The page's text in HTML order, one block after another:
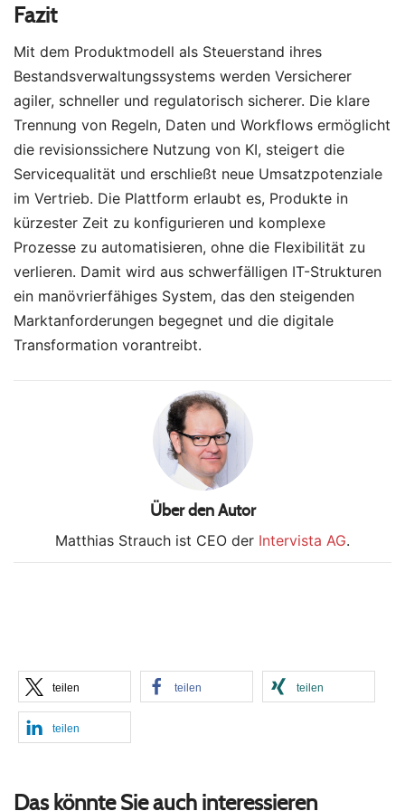
Fazit
Mit dem Produktmodell als Steuerstand ihres
Bestandsverwaltungssystems werden Versicherer
agiler, schneller und regulatorisch sicherer. Die klare
Trennung von Regeln, Daten und Workflows ermöglicht
die revisionssichere Nutzung von KI, steigert die
Servicequalität und erschließt neue Umsatzpotenziale
im Vertrieb. Die Plattform erlaubt es, Produkte in
kürzester Zeit zu konfigurieren und komplexe
Prozesse zu automatisieren, ohne die Flexibilität zu
verlieren. Damit wird aus schwerfälligen IT-Strukturen
ein manövrierfähiges System, das den steigenden
Marktanforderungen begegnet und die digitale
Transformation vorantreibt.
Über den Autor
Matthias Strauch ist CEO der Intervista AG.
teilen teilen teilen
teilen
Das könnte Sie auch interessieren